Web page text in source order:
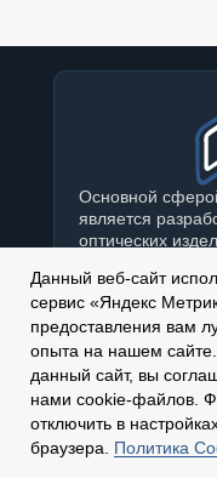
Основной
является
оптических
оптического
контроля
О КОМПАНИИ
ОПТИЧЕСКИЕ
Опто-ТЛ –
промышленное
2002 году. Наша
Данный веб-сайт
сервис «Яндекс
предоставления вам
опыта на нашем
данный сайт, вы
нами cookie-файлов.
отключить в
браузера. Политика